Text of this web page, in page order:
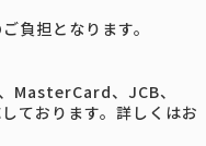
負担となります。
MasterCard、JCB、
ております。詳しくはお